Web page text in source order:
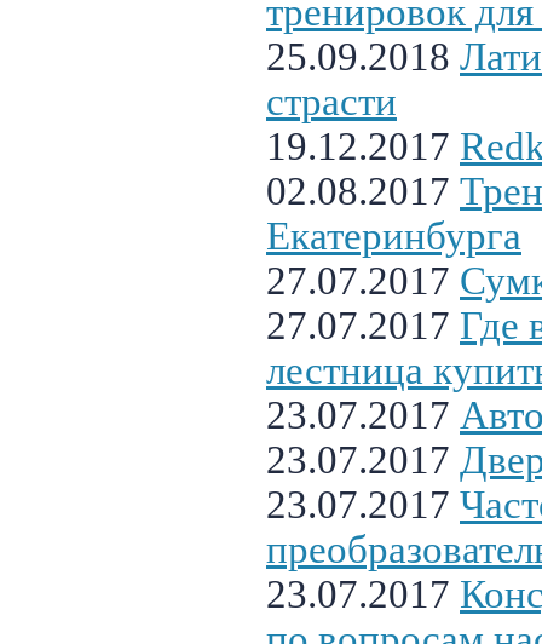
тренировок
25.09.2018
страсти
19.12.2017
02.08.2017
Екатеринбурга
27.07.2017
27.07.2017 Где
лестница
23.07.2017
23.07.2017
23.07.2017
23.07.2017